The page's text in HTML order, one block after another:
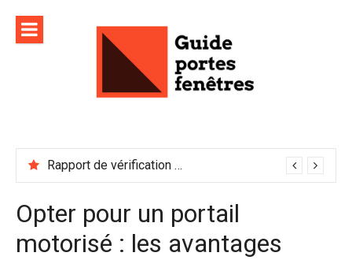
contenu
Rapport de vérification sécurité : à conserver précieusement
Opter pour un portail
motorisé : les avantages